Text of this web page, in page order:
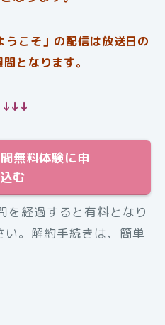
うこそ」の配信は放送日の
となります。
無料体験に申
む
を経過すると有料となり
い。解約手続きは、簡単